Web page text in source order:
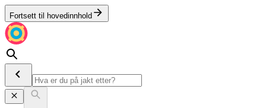
Fortsett til hovedinnhold